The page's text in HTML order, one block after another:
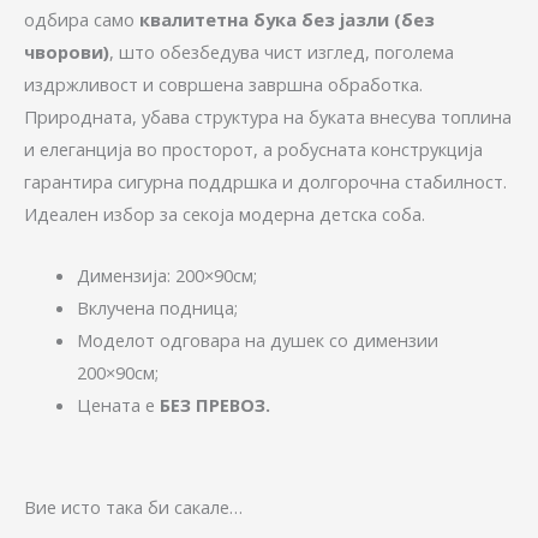
одбира само квалитетна бука без јазли (без
чворови), што обезбедува чист изглед, поголема
издржливост и совршена завршна обработка.
Природната, убава структура на буката внесува топлина
и елеганција во просторот, а робусната конструкција
гарантира сигурна поддршка и долгорочна стабилност.
Идеален избор за секоја модерна детска соба.
Димензија: 200×90см;
Вклучена подница;
Моделот одговара на душек со димензии
200×90см;
Цената е БЕЗ ПРЕВОЗ.
Вие исто така би сакале…